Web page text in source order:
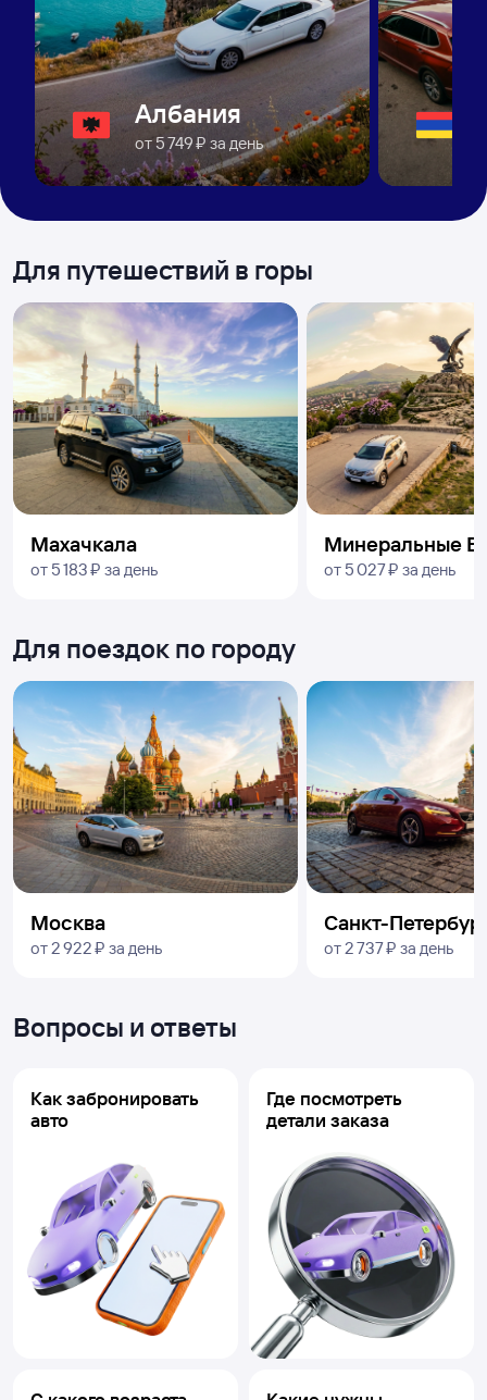
Албания
от5 ⁠749 ⁠₽ за день
Для путешествий в горы
Махачкала
от 5 ⁠183 ⁠₽ за день
Минеральные
от 5 ⁠027 ⁠₽ за день
Для поездок по городу
Москва
от2 ⁠922 ⁠₽ за день
Санкт-
от2 ⁠737 ⁠₽ за день
Вопросы и ответы
Как забронировать
авто
Где посмотреть
детали заказа